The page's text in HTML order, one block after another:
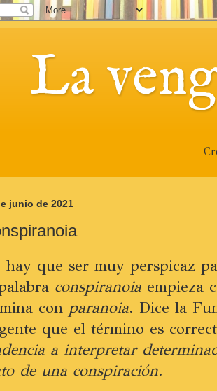
La
junio de 2021
hay que ser muy perspicaz
conspiranoia empieza
con paranoia. Dice la
que el término es
a interpretar
de una conspiración.